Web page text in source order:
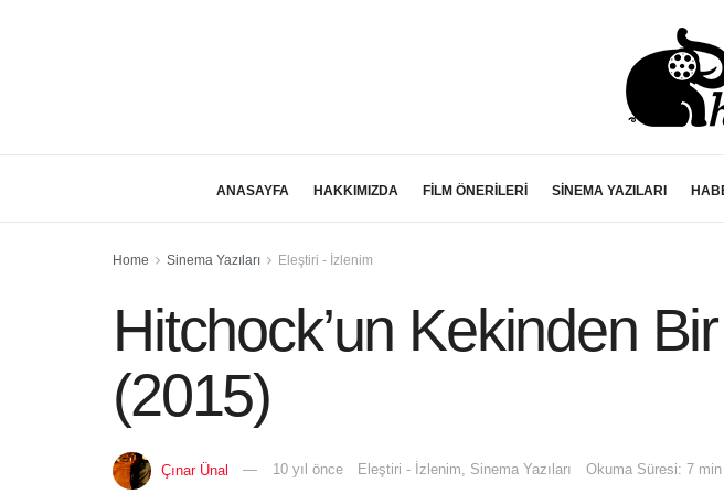
ANASAYFA HAKKIMIZDA FİLM ÖNERİLERİ SİNEMA YAZILARI
Home Sinema Yazıları Eleştiri - İzlenim
Hitchock’un Kekinden
(2015)
Çınar Ünal 10 yıl önce Eleştiri - İzlenim, Sinema Yazıları Okuma Süresi: 7 min